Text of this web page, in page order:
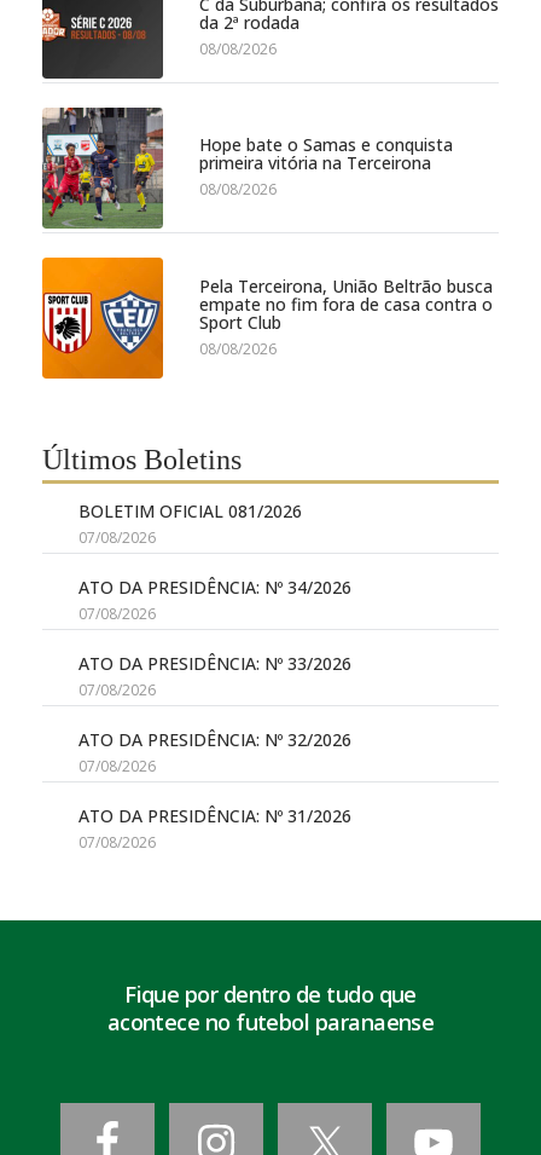
da 2ª rodada
08/08/2026
Hope bate o Samas e conquista
primeira vitória na Terceirona
08/08/2026
Pela Terceirona, União Beltrão busca
empate no fim fora de casa contra o
Sport Club
08/08/2026
Últimos Boletins
BOLETIM OFICIAL 081/2026
07/08/2026
ATO DA PRESIDÊNCIA: Nº 34/2026
07/08/2026
ATO DA PRESIDÊNCIA: Nº 33/2026
07/08/2026
ATO DA PRESIDÊNCIA: Nº 32/2026
07/08/2026
ATO DA PRESIDÊNCIA: Nº 31/2026
07/08/2026
Fique por dentro de tudo que
acontece no futebol paranaense